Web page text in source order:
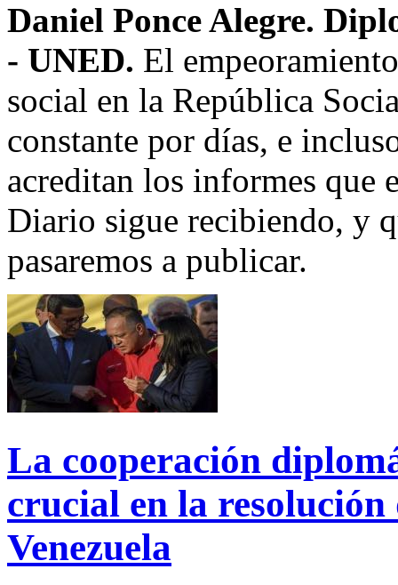
Daniel Ponce Alegre.
- UNED. El
social en la República
constante por días, e
acreditan los informes que
Diario sigue recibiendo, y
pasaremos a publicar.
La cooperación
crucial en la
Venezuela